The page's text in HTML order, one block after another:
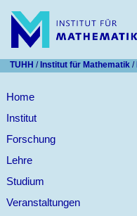
TUHH / Institut für Mathematik/
Home
Institut
Forschung
Lehre
Studium
Veranstaltungen